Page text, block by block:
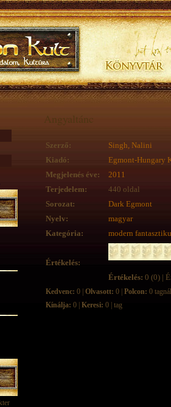
Angyaltánc
Szerző:
Singh, Nalini
Kiadó:
Egmont-Hungary
Megjelenés éve:
2011
Terjedelem:
440 oldal
Sorozat:
Dark Egmont
Nyelv:
magyar
Kategória:
modern
Értékelés:
Értékelés: 0 (0) |
Kedvenc: 0 | Olvasott: 0 | Polcon: 0 tagnál
Kínálja: 0 | Keresi: 0 | tag